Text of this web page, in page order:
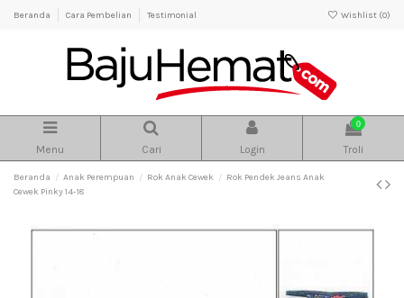
Beranda Cara Pembelian Testimonial Wishlist (0)
Menu Cari Login
0
Troli
Beranda Anak Perempuan Rok Anak Cewek
Rok Pendek Jeans Anak
Cewek Pinky 14-18